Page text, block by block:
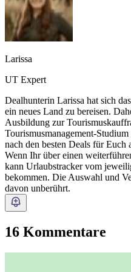
Larissa
UT Expert
Dealhunterin Larissa hat sich
ein neues Land zu bereisen.
Ausbildung zur
Tourismusmanagement-
nach den besten Deals für Euch
Wenn Ihr über einen
kann Urlaubstracker vom
bekommen. Die Auswahl und
davon unberührt.
16 Kommentare